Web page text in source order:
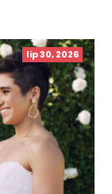
lip 30, 2026